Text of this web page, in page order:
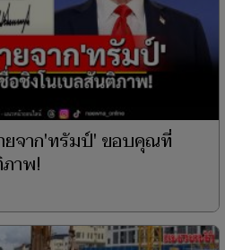
ยจาก'ทรัมป์' ขอบคุณที่
าพ!